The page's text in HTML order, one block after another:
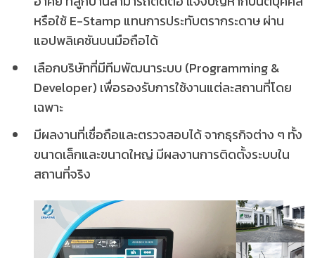
หรือใช้ E-Stamp แทนการประทับตรากระดาษ ผ่าน
แอปพลิเคชันบนมือถือได้
เลือกบริษัทที่มีทีมพัฒนาระบบ (Programming &
Developer) เพื่อรองรับการใช้งานแต่ละสถานที่โดย
เฉพาะ
มีผลงานที่เชื่อถือและตรวจสอบได้ จากธุรกิจต่าง ๆ ทั้ง
ขนาดเล็กและขนาดใหญ่ มีผลงานการติดตั้งระบบใน
สถานที่จริง